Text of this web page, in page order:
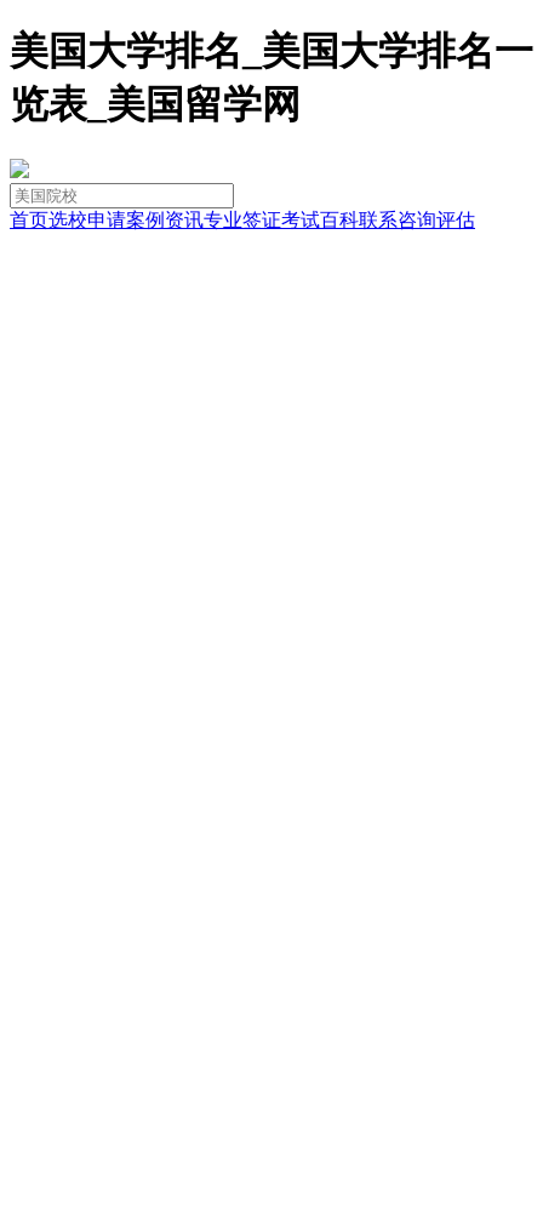
美国大学排名_美国大学排名一
览表_美国留学网
首页选校申请案例 资讯专业签证考试百科联系咨询评估